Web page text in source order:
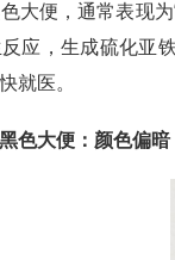
大便，通常表现
应，生成硫化亚
就医。
色大便：颜色偏暗